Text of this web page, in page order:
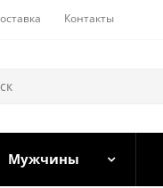
Контакты
Мужчины